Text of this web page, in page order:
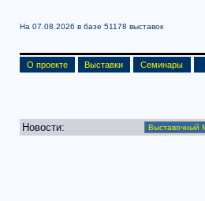
На 07.08.2026 в базе 51178 выставок
О проекте Выставки Семинары
Новости: